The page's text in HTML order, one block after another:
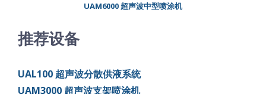
UAM6000 超声波中型喷涂机
推荐设备
UAL100 超声波分散供液系统
UAM3000 超声波支架喷涂机